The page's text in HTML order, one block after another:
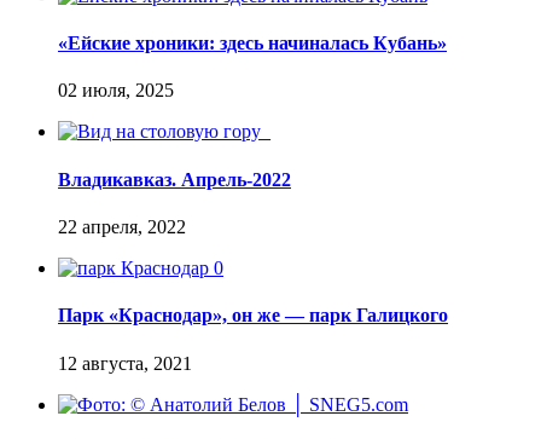
«Ейские хроники: здесь начиналась Кубань»
Владикавказ. Апрель-2022
Парк «Краснодар», он же — парк Галицкого